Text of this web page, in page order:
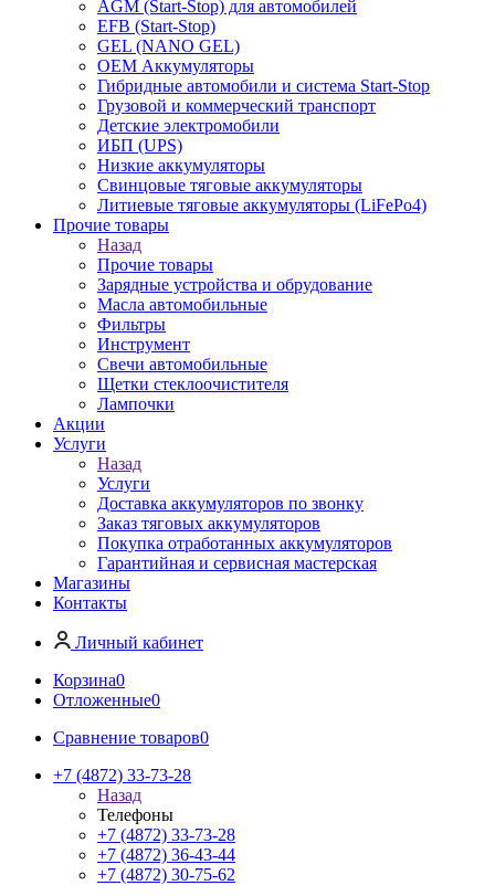
AGM (Start-Stop) для автомобилей
EFB (Start-Stop)
GEL (NANO GEL)
OEM Аккумуляторы
Гибридные автомобили и система Start-Stop
Грузовой и коммерческий транспорт
Детские электромобили
ИБП (UPS)
Низкие аккумуляторы
Свинцовые тяговые аккумуляторы
Литиевые тяговые аккумуляторы (LiFePo4)
Прочие товары
Назад
Прочие товары
Зарядные устройства и обрудование
Масла автомобильные
Фильтры
Инструмент
Свечи автомобильные
Щетки стеклоочистителя
Лампочки
Акции
Услуги
Назад
Услуги
Доставка аккумуляторов по звонку
Заказ тяговых аккумуляторов
Покупка отработанных аккумуляторов
Гарантийная и сервисная мастерская
Магазины
Контакты
Личный кабинет
Корзина0
Отложенные0
Сравнение товаров0
+7 (4872) 33-73-28
Назад
Телефоны
+7 (4872) 33-73-28
+7 (4872) 36-43-44
+7 (4872) 30-75-62